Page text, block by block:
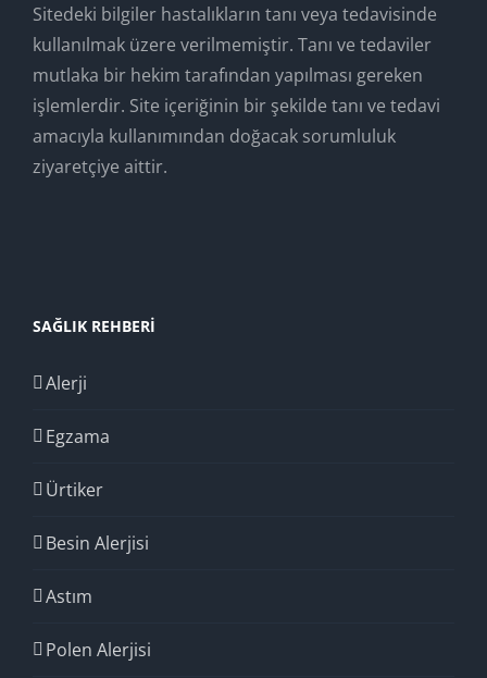
Sitedeki bilgiler hastalıkların tanı veya tedavisinde
kullanılmak üzere verilmemiştir. Tanı ve tedaviler
mutlaka bir hekim tarafından yapılması gereken
işlemlerdir. Site içeriğinin bir şekilde tanı ve tedavi
amacıyla kullanımından doğacak sorumluluk
ziyaretçiye aittir.
SAĞLIK REHBERI
Alerji
Egzama
Ürtiker
Besin Alerjisi
Astım
Polen Alerjisi